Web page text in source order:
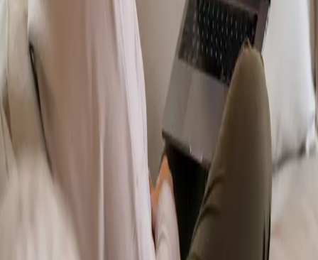
From
Duration
15 min
Más información Dermatología Especialista
Reservar cita
Specialist
Psicología Clínica